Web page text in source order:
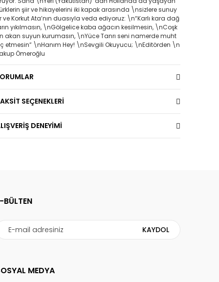
şiir ve hikayelerini iki kapak arasında \nsizlere sunuy
ve Korkut Ata’nın duasıyla veda ediyoruz: \n“Karlı kara dağ
yıkılmasın, \nGölgelice kaba ağacın kesilmesin, \nCoşk
akan suyun kurumasın, \nYüce Tanrı seni namerde muht
etmesin” \nHanım Hey! \nSevgili Okuyucu; \nEditörden \n
Ömeroğlu
SEÇENEKLERİ
DENEYİMİ
BÜLTEN
KAYDOL
MEDYA